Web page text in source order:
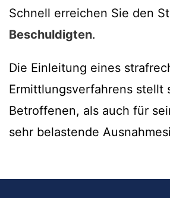
Schnell erreichen Sie den
Beschuldigten.
Die Einleitung eines
Ermittlungsverfahrens stellt
Betroffenen, als auch für
sehr belastende